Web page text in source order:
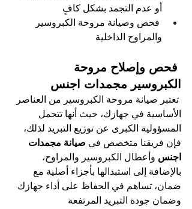
أو عدم التجمد بشكل كافٍ
فحص وصيانة مروحة الكبروسير
والمراوح الداخلية
فحص وإصلاح مروحة
الكبروسير مجمدات اجنس
تعتبر صيانة مروحة الكبروسير من العناصر
الأساسية في جهازك، حيث أنها تتحمل
المسؤولية الكبرى عن توزيع التبريد لذلك،
فإن فريقنا متخصص في صيانة مجمدات
اجنس وأعطال الكبروسير والمراوح،
بالإضافة إلى استبدالها بأجزاء أصلية مع
ضمان، تساهم في الحفاظ على أداء جهازك
وضمان جودة التبريد المرتفعة